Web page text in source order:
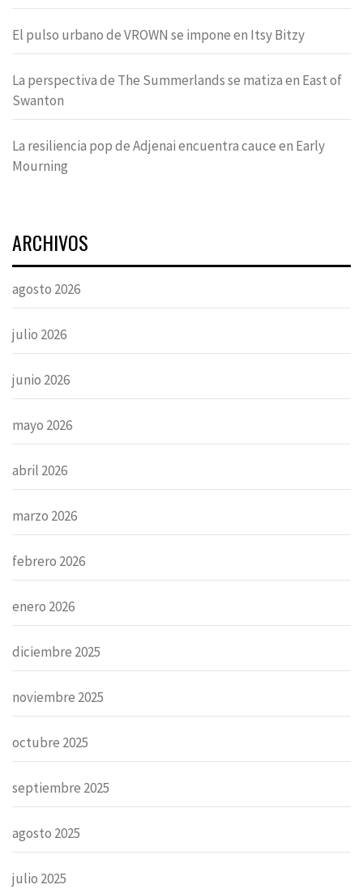
El pulso urbano de VROWN se impone en Itsy Bitzy
La perspectiva de The Summerlands se matiza en East of
Swanton
La resiliencia pop de Adjenai encuentra cauce en Early
Mourning
ARCHIVOS
agosto 2026
julio 2026
junio 2026
mayo 2026
abril 2026
marzo 2026
febrero 2026
enero 2026
diciembre 2025
noviembre 2025
octubre 2025
septiembre 2025
agosto 2025
julio 2025